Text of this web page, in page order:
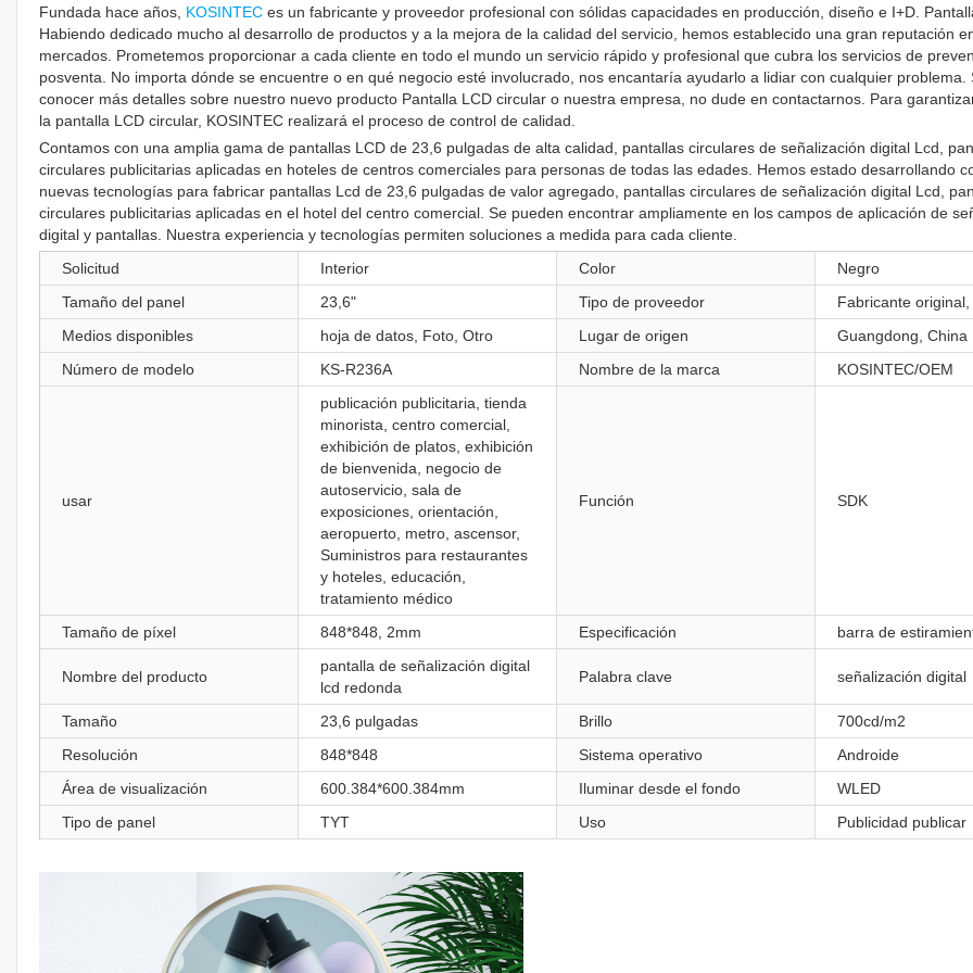
Fundada hace años, KOSINTEC es un fabricante y proveedor profesional con sólidas capacidades en producción, diseño e I+D.
Habiendo dedicado mucho al desarrollo de productos y a la mejora de la calidad del servicio, hemos establecido una gran reputación
mercados. Prometemos proporcionar a cada cliente en todo el mundo un servicio rápido y profesional que cubra los servicios de
posventa. No importa dónde se encuentre o en qué negocio esté involucrado, nos encantaría ayudarlo a lidiar con cualquier problema.
conocer más detalles sobre nuestro nuevo producto Pantalla LCD circular o nuestra empresa, no dude en contactarnos. Para
la pantalla LCD circular, KOSINTEC realizará el proceso de control de calidad.
Contamos con una amplia gama de pantallas LCD de 23,6 pulgadas de alta calidad, pantallas circulares de señalización digital Lcd,
circulares publicitarias aplicadas en hoteles de centros comerciales para personas de todas las edades. Hemos estado desarrollando
nuevas tecnologías para fabricar pantallas Lcd de 23,6 pulgadas de valor agregado, pantallas circulares de señalización digital Lcd,
circulares publicitarias aplicadas en el hotel del centro comercial. Se pueden encontrar ampliamente en los campos de aplicación de
digital y pantallas. Nuestra experiencia y tecnologías permiten soluciones a medida para cada cliente.
Solicitud
Interior Color
Negro
Tamaño del panel
23,6" Tipo de proveedor
Fabricante original,
Medios disponibles
hoja de datos, Foto, Otro Lugar de origen
Guangdong, China
Número de modelo
KS-R236A Nombre de la marca KOSINTEC/OEM
usar
publicación publicitaria, tienda
minorista, centro comercial,
exhibición de platos, exhibición
de bienvenida, negocio de
autoservicio, sala de
exposiciones, orientación,
aeropuerto, metro, ascensor,
Suministros para restaurantes
y hoteles, educación,
tratamiento médico
Función SDK
Tamaño de píxel 848*848, 2mm Especificación barra de
Nombre del producto
pantalla de señalización digital
lcd redonda
Palabra clave señalización digital
Tamaño 23,6 pulgadas Brillo
700cd/m2
Resolución
848*848 Sistema operativo
Androide
Área de visualización
600.384*600.384mm Iluminar desde el fondo
WLED
Tipo de panel
TYT Uso Publicidad publicar